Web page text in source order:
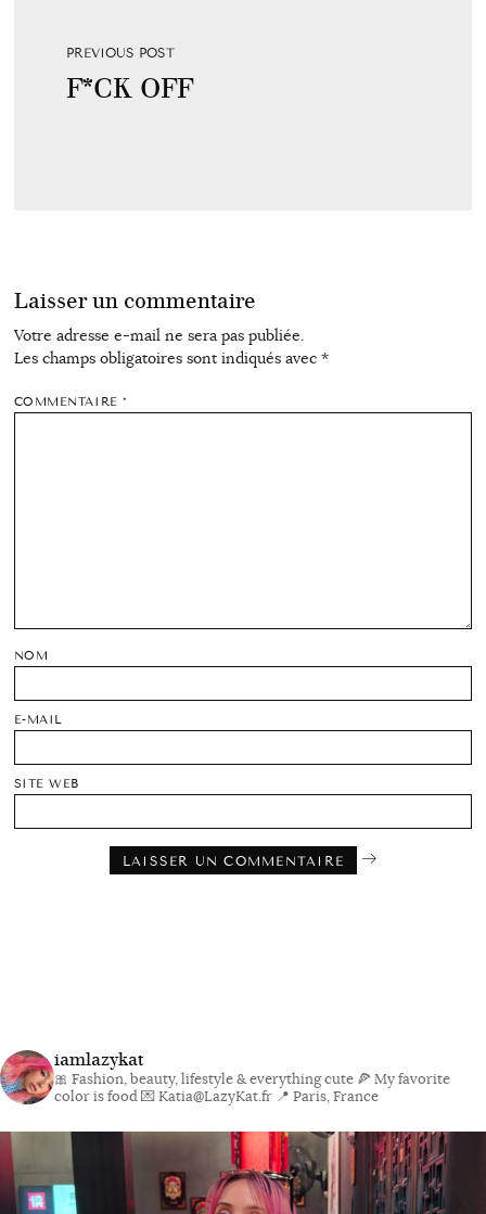
PREVIOUS POST
F*CK OFF
Laisser un commentaire
Votre adresse e-mail ne sera pas publiée.
Les champs obligatoires sont indiqués avec *
COMMENTAIRE*
NOM
E-MAIL
SITE WEB
iamlazykat
🎀 Fashion, beauty, lifestyle & everything cute 🍕 My favorite
color is food💌 Katia@LazyKat.fr 📍 Paris, France